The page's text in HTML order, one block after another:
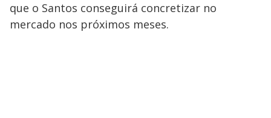
que o Santos conseguirá concretizar no
mercado nos próximos meses.